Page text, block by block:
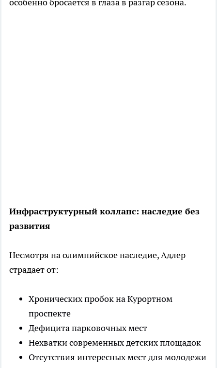
особенно бросается в глаза в разгар сезона.
Инфраструктурный коллапс: наследие без
развития
Несмотря на олимпийское наследие, Адлер
страдает от:
Хронических пробок на Курортном
проспекте
Дефицита парковочных мест
Нехватки современных детских площадок
Отсутствия интересных мест для молодежи